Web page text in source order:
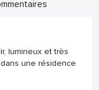
lumineux et très
une résidence